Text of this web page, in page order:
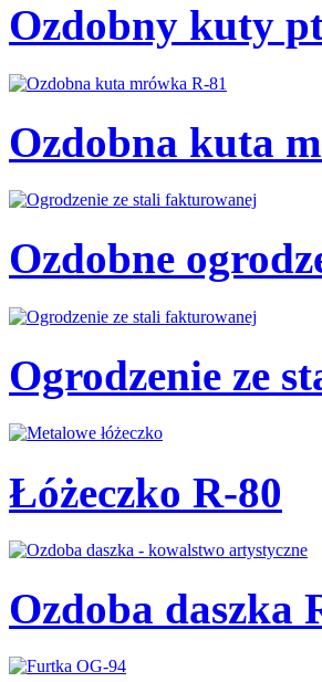
Ozdobny kuty
Ozdobna kuta
Ozdobne
Ogrodzenie ze
Łóżeczko R-80
Ozdoba daszka